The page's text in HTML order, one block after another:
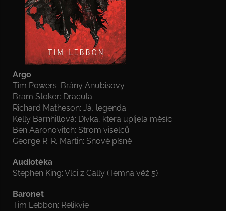
Argo
Tim Powers: Brány Anubisovy
Bram Stoker: Dracula
Richard Matheson: Já, legenda
Kelly Barnhillová: Dívka, která upíjela měsíc
Ben Aaronovitch: Strom viselců
George R. R. Martin: Snové písně
Audiotéka
Stephen King: Vlci z Cally (Temná věž 5)
Baronet
Tim Lebbon: Relikvie